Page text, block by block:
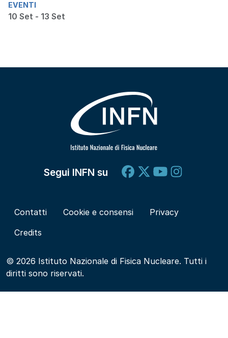
EVENTI
10 Set - 13 Set
Segui INFN su
Contatti Cookie e consensi
Privacy
Credits
© 2026 Istituto Nazionale di Fisica Nucleare. Tutti i
diritti sono riservati.